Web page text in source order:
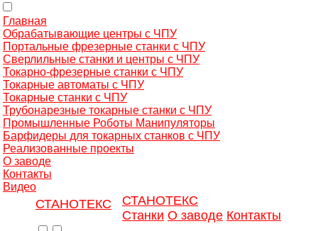
Главная
Обрабатывающие центры с ЧПУ
Портальные фрезерные станки с ЧПУ
Сверлильные станки и центры с ЧПУ
Токарно-фрезерные станки с ЧПУ
Токарные автоматы с ЧПУ
Токарные станки с ЧПУ
Трубонарезные токарные станки с ЧПУ
Промышленные Роботы Манипуляторы
Барфидеры для токарных станков с ЧПУ
Реализованные проекты
О заводе
Контакты
Видео
СТАНОТЕКС
СТАНОТЕКС
Станки О заводе Контакты